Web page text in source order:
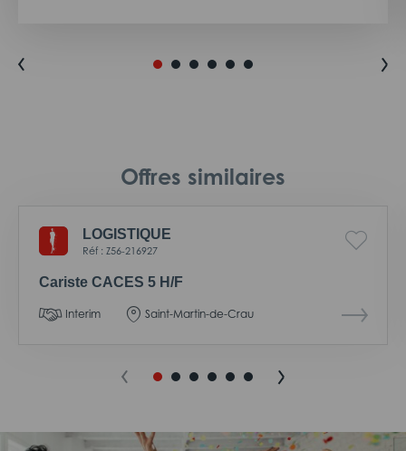
Offres similaires
LOGISTIQUE
Réf : Z56-216927
Cariste CACES 5 H/F
Interim Saint-Martin-de-Crau